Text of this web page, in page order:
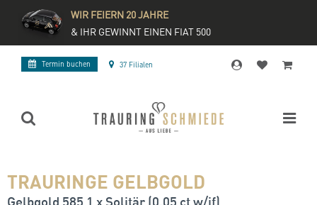
WIR FEIERN 20 JAHRE
& IHR GEWINNT EINEN FIAT 500
Termin buchen 37 Filialen
TRAURINGE GELBGOLD
Gelbgold 585 1 x Solitär (0,05 ct w/if)